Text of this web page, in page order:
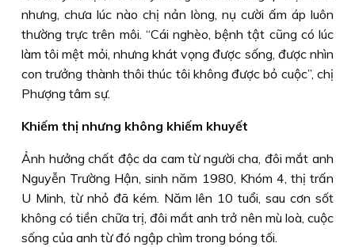
nhưng, chưa lúc nào chị nản lòng, nụ cười ấm áp luôn
thường trực trên môi. “Cái nghèo, bệnh tật cũng có lúc
làm tôi mệt mỏi, nhưng khát vọng được sống, được nhìn
con trưởng thành thôi thúc tôi không được bỏ cuộc”, chị
Phượng tâm sự.
Khiếm thị nhưng không khiếm khuyết
Ảnh hưởng chất độc da cam từ người cha, đôi mắt anh
Nguyễn Trường Hận, sinh năm 1980, Khóm 4, thị trấn
U Minh, từ nhỏ đã kém. Năm lên 10 tuổi, sau cơn sốt
không có tiền chữa trị, đôi mắt anh trở nên mù loà, cuộc
sống của anh từ đó ngập chìm trong bóng tối.